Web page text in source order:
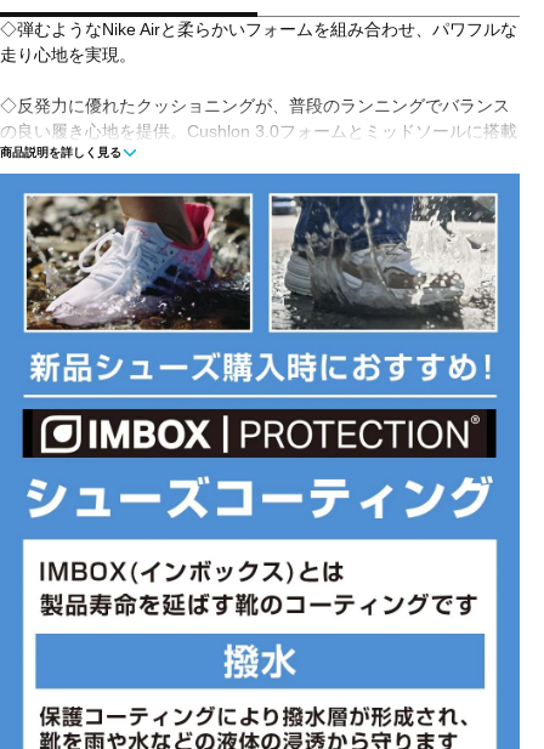
◇弾むようなNike Airと柔らかいフォームを組み合わせ、パワフルな
走り心地を実現。
◇反発力に優れたクッショニングが、普段のランニングでバランス
の良い履き心地を提供。Cushlon 3.0フォームとミッドソールに搭載
したフルレングスのNike Airユニットの組み合わせにより、優れたエ
バンドを使用し、前足部に余裕を持たせて、快適で順応性に優れた
フィット感を提供します。
■カラー(メーカー表記):
ホワイト×サックスブルー(110)
■甲材(アッパー):合成繊維+合成樹脂+合成皮革
■底材(ソール):ゴム底
■生産国:ベトナム
■2025年モデル
※ブランドやシリーズによっては甲高や幅等小さめに作られている
ことがあります。あくまで目安としてご判断ください。
商品説明を詳しく見る